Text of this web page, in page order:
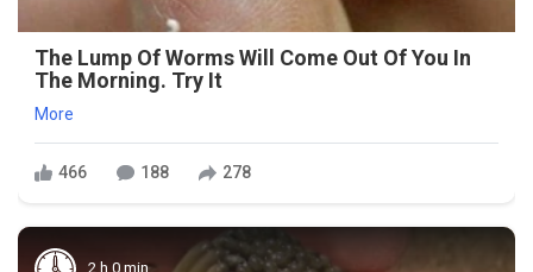
The Lump Of Worms Will Come Out Of You In
The Morning. Try It
More
466 188 278
2 h 0 min